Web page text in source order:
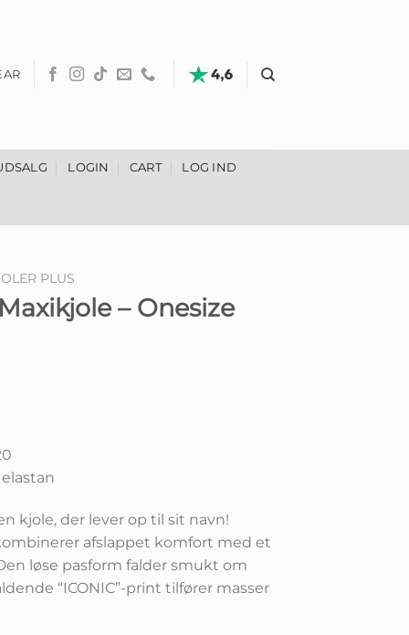
LOGIN CART LOG IND
PLUS
– Onesize
kjole, der lever op til sit navn!
afslappet komfort med et
løse pasform falder smukt om
“ICONIC”-print tilfører masser